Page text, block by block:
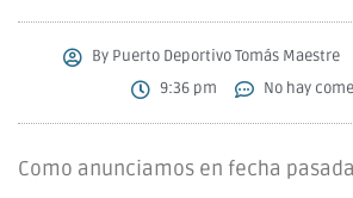
ByPuerto Deportivo Tomás Maestre
9:36 pm
No hay
Como anunciamos en fecha